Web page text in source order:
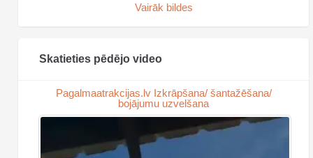
Vairāk bildes
Skatieties pēdējo video
Pagalmaatrakcijas.lv Izkrāpšana/ šantažēšana/
bojājumu uzvelšana